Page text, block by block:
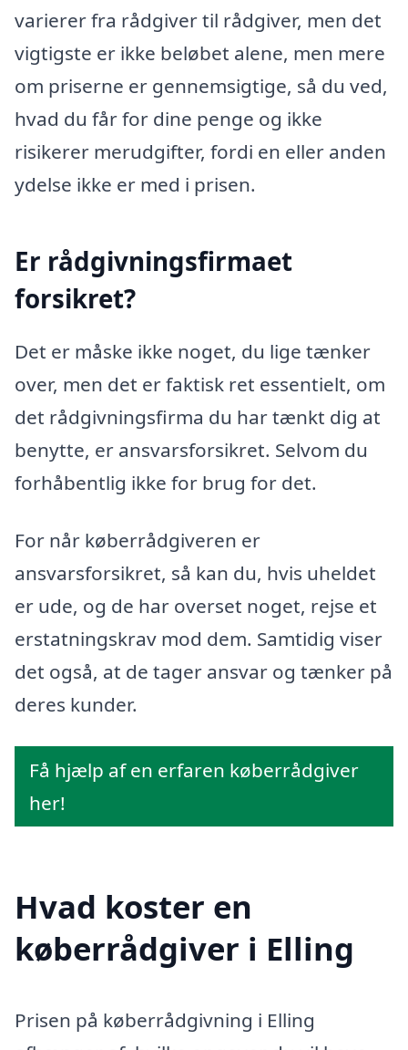
varierer fra rådgiver til rådgiver, men det
vigtigste er ikke beløbet alene, men mere
om priserne er gennemsigtige, så du ved,
hvad du får for dine penge og ikke
risikerer merudgifter, fordi en eller anden
ydelse ikke er med i prisen.
Er rådgivningsfirmaet
forsikret?
Det er måske ikke noget, du lige tænker
over, men det er faktisk ret essentielt, om
det rådgivningsfirma du har tænkt dig at
benytte, er ansvarsforsikret. Selvom du
forhåbentlig ikke for brug for det.
For når køberrådgiveren er
ansvarsforsikret, så kan du, hvis uheldet
er ude, og de har overset noget, rejse et
erstatningskrav mod dem. Samtidig viser
det også, at de tager ansvar og tænker på
deres kunder.
Få hjælp af en erfaren køberrådgiver
her!
Hvad koster en
køberrådgiver i Elling
Prisen på køberrådgivning i Elling